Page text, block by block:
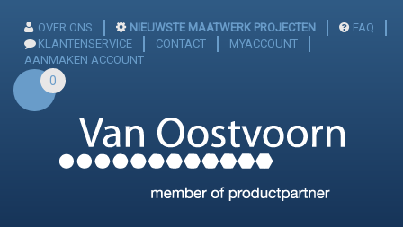
OVER ONS NIEUWSTE MAATWERK PROJECTEN
FAQ
KLANTENSERVICE
CONTACT
MYACCOUNT
AANMAKEN ACCOUNT
0